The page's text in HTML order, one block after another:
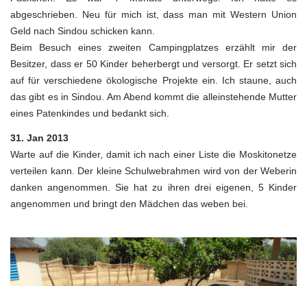
abgeschrieben. Neu für mich ist, dass man mit Western Union
Geld nach Sindou schicken kann.
Beim Besuch eines zweiten Campingplatzes erzählt mir der
Besitzer, dass er 50 Kinder beherbergt und versorgt. Er setzt sich
auf für verschiedene ökologische Projekte ein. Ich staune, auch
das gibt es in Sindou. Am Abend kommt die alleinstehende Mutter
eines Patenkindes und bedankt sich.
31. Jan 2013
Warte auf die Kinder, damit ich nach einer Liste die Moskitonetze
verteilen kann. Der kleine Schulwebrahmen wird von der Weberin
danken angenommen. Sie hat zu ihren drei eigenen, 5 Kinder
angenommen und bringt den Mädchen das weben bei.